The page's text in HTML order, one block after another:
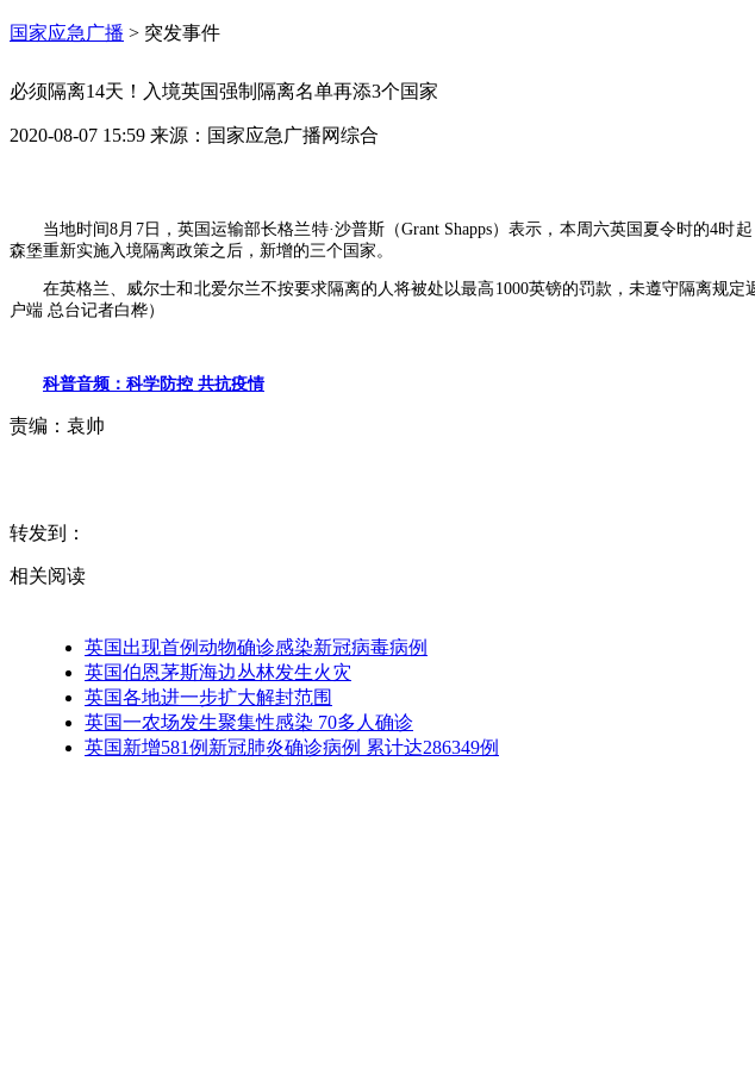
国家应急广播 > 突发事件
必须隔离14天！入境英国强制隔离名单再添3个国家
2020-08-07 15:59 来源： 国家应急广播网综合
当地时间8月7日，英国运输部长格兰特·沙普斯（Grant Shapps）表示，本周六英国夏令时的4
森堡重新实施入境隔离政策之后，新增的三个国家。
在英格兰、威尔士和北爱尔兰不按要求隔离的人将被处以最高1000英镑的罚款，未遵守隔离规
户端 总台记者白桦）
科普音频：科学防控 共抗疫情
责编： 袁帅
转发到：
相关阅读
英国出现首例动物确诊感染新冠病毒病例
英国伯恩茅斯海边丛林发生火灾
英国各地进一步扩大解封范围
英国一农场发生聚集性感染 70多人确诊
英国新增581例新冠肺炎确诊病例 累计达286349例